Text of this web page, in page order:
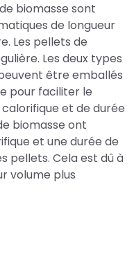
biomasse sont
de longueur
Les pellets de
Les deux types
être emballés
pour faciliter le
et de durée
biomasse ont
et une durée de
pellets. Cela est dû à
volume plus